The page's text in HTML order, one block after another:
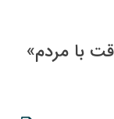
با مردم»